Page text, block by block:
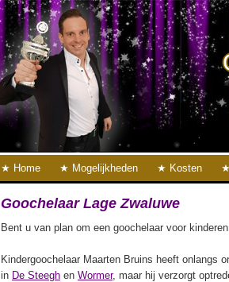
Home Mogelijkheden Kosten
Goochelaar Lage Zwaluwe
Bent u van plan om een goochelaar voor
Kindergoochelaar Maarten Bruins heeft onlangs
in De Steegh en Wormer, maar hij verzorgt